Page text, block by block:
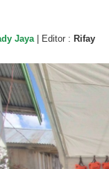
Jaya | Editor : Rifay